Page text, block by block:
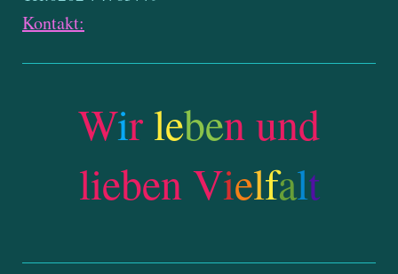
Kontakt:
Wir leben und
lieben Vielfalt